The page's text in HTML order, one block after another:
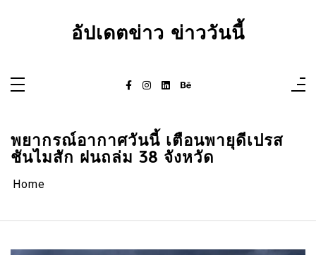
อัปเดตข่าว ข่าววันนี้
พยากรณ์อากาศวันนี้ เตือนพายุดีเปรส
ชันไมสัก ฝนถล่ม 38 จังหวัด
Home